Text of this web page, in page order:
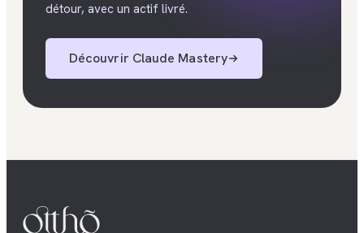
détour, avec un actif livré.
Découvrir Claude Mastery